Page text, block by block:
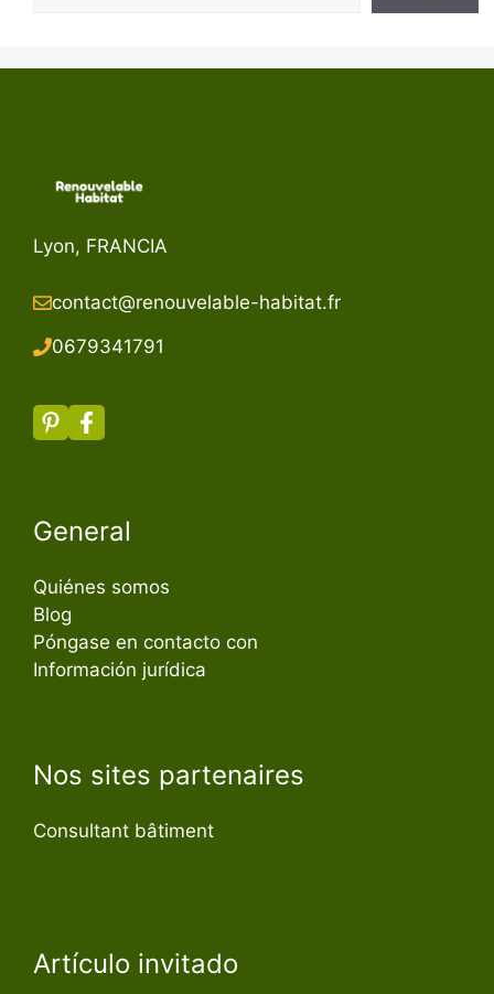
Lyon, FRANCIA
contact@renouvelable-habitat.fr
0679341791
General
Quiénes somos
Blog
Póngase en contacto con
Información jurídica
Nos sites partenaires
Consultant bâtiment
Artículo invitado